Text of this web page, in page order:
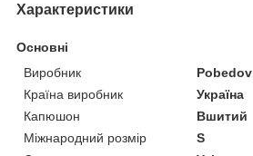
Характеристики
Основні
Виробник
Pobedov
Країна виробник
Україна
Капюшон
Вшитий
Міжнародний розмір
S